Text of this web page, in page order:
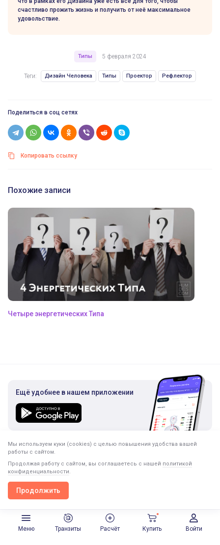
Продолжить в приложении
счастливо прожить жизнь и получить от неё максимальное
удовольствие.
Типы 5 февраля 2024
Теги: Дизайн Человека Типы Проектор Рефлектор
Поделиться в соц сетях
Копировать ссылку
Похожие записи
Четыре энергетических Типа
Ещё удобнее в нашем приложении
Подписка на рассылку
Меню Транзиты Расчёт Купить Войти
Мы используем куки (cookies) с целью повышения удобства вашей
работы с сайтом.
Продолжая работу с сайтом, вы соглашаетесь с нашей политикой
конфиденциальности.
Продолжить